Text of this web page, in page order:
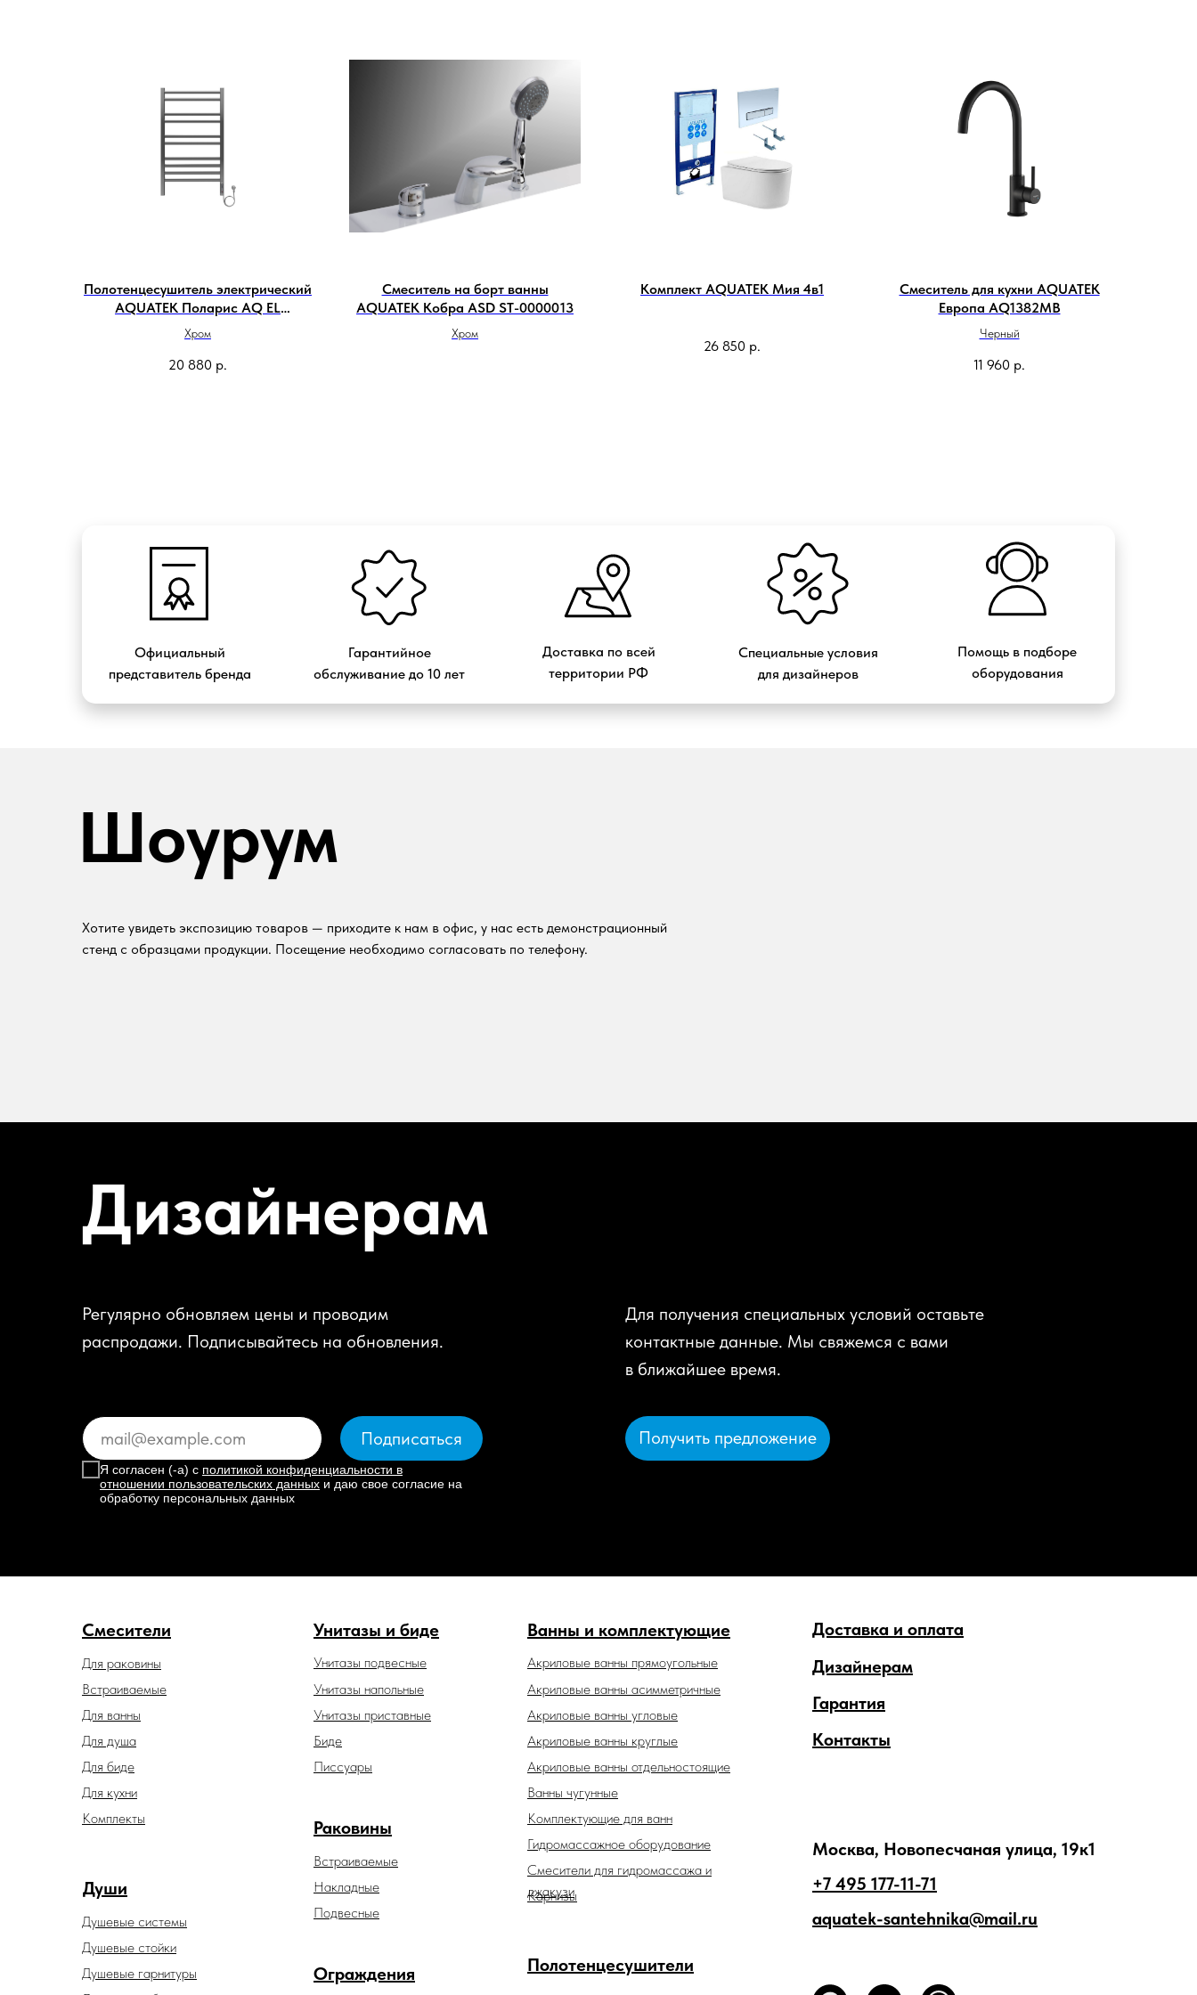
Полотенцесушитель электрический
AQUATEK Поларис AQ EL
KO1090CH 50х90
Хром
20 880 р.
Смеситель на борт ванны
AQUATEK Кобра ASD ST-0000013
Хром
Комплект AQUATEK Мия 4в1
26 850 р.
Смеситель для кухни AQUATEK
Европа AQ1382MB
Черный
11 960 р.
Официальный
представитель бренда
Доставка по всей
территории РФ
Гарантийное
обслуживание до 10 лет
Специальные условия
для дизайнеров
Помощь в подборе
оборудования
Шоурум
Хотите увидеть экспозицию товаров — приходите к нам в офис, у нас есть демонстрационный
стенд с образцами продукции. Посещение необходимо согласовать по телефону.
Дизайнерам
Регулярно обновляем цены и проводим
распродажи. Подписывайтесь на обновления.
Я согласен (-а) с политикой конфиденциальности в
отношении пользовательских данных и даю свое согласие на
обработку персональных данных
Подписаться
Для получения специальных условий оставьте
контактные данные. Мы свяжемся с вами
в ближайшее время.
Получить предложение
Смесители
Души
Душевые гарнитуры
Душевые системы
Унитазы и биде
Унитазы подвесные
Унитазы напольные
Унитазы приставные
Раковины
Встраиваемые
Накладные
Подвесные
Встраиваемые
Для биде
Для ванны
Для душа
Для раковины
Для кухни
Ванны и комплектующие
Акриловые ванны прямоугольные
Ограждения
Дизайнерам
Доставка и оплата
Гарантия
Контакты
Душевые стойки
Биде
Акриловые ванны отдельностоящие
Акриловые ванны асимметричные
Акриловые ванны угловые
Акриловые ванны круглые
Ванны чугунные
Комплектующие для ванн
Гидромассажное оборудование
Смесители для гидромассажа и
джакузи
Карнизы
Полотенцесушители
Комплекты
Писсуары
Москва, Новопесчаная улица, 19к1
+7 495 177-11-71
aquatek-santehnika@mail.ru